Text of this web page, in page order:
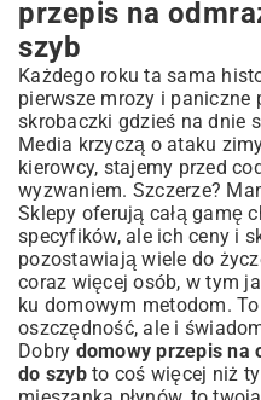
Czy odmrażacz w sprayu
potrzebny?
Składniki, które masz w
zrobić ekologiczny
Podstawowe składniki:
izopropylowy, woda, płyn
Alternatywne rozwiązania:
domowe środki
Krok po kroku:
domowego odmrażacza
Proporcje dla optymalnej
Jak bezpiecznie
odmrażacz?
Właściwe zastosowanie –
usunąć lód?
przepis na
szyb
Każdego roku ta sama
pierwsze mrozy i paniczne
skrobaczki gdzieś na dnie
Media krzyczą o ataku
kierowcy, stajemy przed
wyzwaniem. Szczerze?
Sklepy oferują całą gamę
specyfików, ale ich ceny i
pozostawiają wiele do
coraz więcej osób, w tym
ku domowym metodom.
oszczędność, ale i
Dobry domowy przepis na
do szybto coś więcej niż